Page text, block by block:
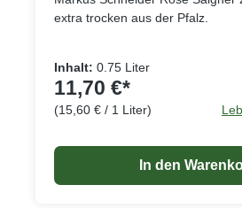
extra trocken aus der Pfalz.
Inhalt: 0.75 Liter
11,70 €*
(15,60 € / 1 Liter)
In den